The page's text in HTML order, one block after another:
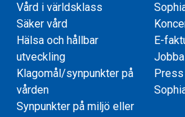
Vård i världsklass
Säker vård
Hälsa och hållbar
utveckling
Klagomål/synpunkter på
vården
Synpunkter på miljö eller
E-
Press